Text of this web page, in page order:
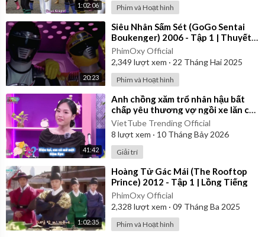
1:02:06 Phim và Hoạt hình
20:23
⁣Siêu Nhân Sấm Sét (GoGo Sentai
Boukenger) 2006 - Tập 1 | Thuyết
Minh
PhimOxy Official
2,349 lượt xem · 22 Tháng Hai 2025
Phim và Hoạt hình
41:42
⁣Anh chồng xăm trổ nhân hậu bất
chấp yêu thương vợ ngồi xe lăn cả
đời | Yêu Là Cưới
VietTube Trending Official
8 lượt xem · 10 Tháng Bảy 2026
Giải trí
1:02:35
⁣Hoàng Tử Gác Mái (The Rooftop
Prince) 2012 - Tập 1 | Lồng Tiếng
PhimOxy Official
2,328 lượt xem · 09 Tháng Ba 2025
Phim và Hoạt hình